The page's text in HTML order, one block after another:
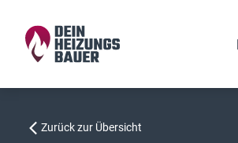
Zurück zur Übersicht